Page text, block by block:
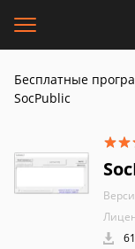
Бесплатные
SocPublic